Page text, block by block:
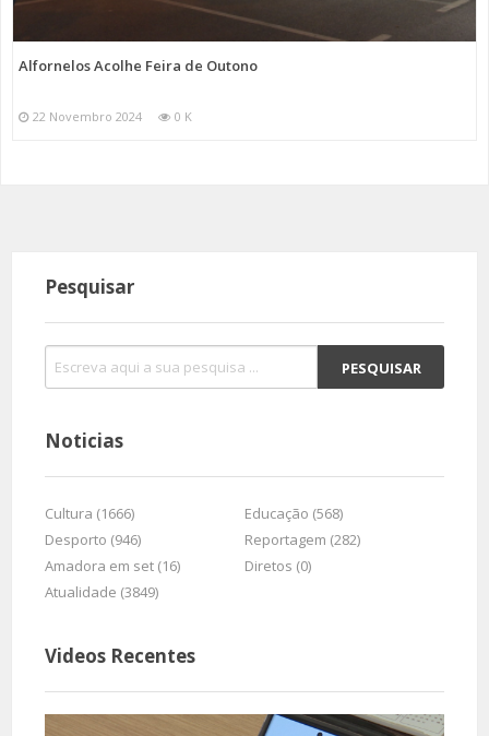
Alfornelos Acolhe Feira de Outono
22 Novembro 2024 0 K
Pesquisar
Noticias
Cultura (1666)
Educação (568)
Desporto (946)
Reportagem (282)
Amadora em set (16)
Diretos (0)
Atualidade (3849)
Videos Recentes